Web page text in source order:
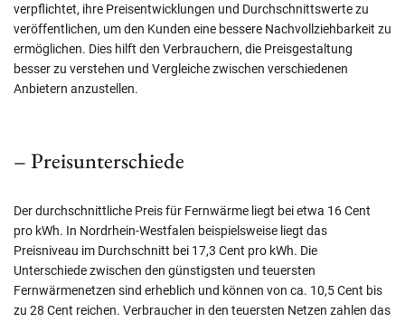
verpflichtet, ihre Preisentwicklungen und Durchschnittswerte zu
veröffentlichen, um den Kunden eine bessere Nachvollziehbarkeit zu
ermöglichen. Dies hilft den Verbrauchern, die Preisgestaltung
besser zu verstehen und Vergleiche zwischen verschiedenen
Anbietern anzustellen.
– Preisunterschiede
Der durchschnittliche Preis für Fernwärme liegt bei etwa 16 Cent
pro kWh. In Nordrhein-Westfalen beispielsweise liegt das
Preisniveau im Durchschnitt bei 17,3 Cent pro kWh. Die
Unterschiede zwischen den günstigsten und teuersten
Fernwärmenetzen sind erheblich und können von ca. 10,5 Cent bis
zu 28 Cent reichen. Verbraucher in den teuersten Netzen zahlen das